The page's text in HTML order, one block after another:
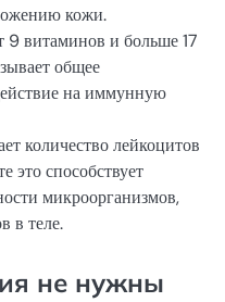
кожи.
витаминов и больше 17
общее
на иммунную
количество лейкоцитов
это способствует
микроорганизмов,
в теле.
не нужны